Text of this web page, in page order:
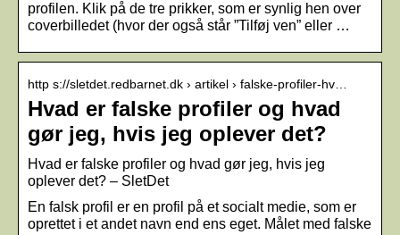
profilen. Klik på de tre prikker, som er synlig hen over
coverbilledet (hvor der også står ”Tilføj ven” eller …
http s://sletdet.redbarnet.dk › artikel › falske-profiler-hv…
Hvad er falske profiler og hvad
gør jeg, hvis jeg oplever det?
Hvad er falske profiler og hvad gør jeg, hvis jeg
oplever det? – SletDet
En falsk profil er en profil på et socialt medie, som er
oprettet i et andet navn end ens eget. Målet med falske